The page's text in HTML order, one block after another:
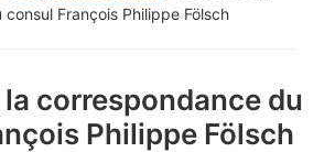
François Philippe Fölsch
correspondance du
Philippe Fölsch